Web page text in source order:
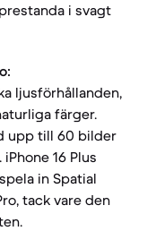
i svagt
ljusförhållanden,
färger.
upp till 60 bilder
16 Plus
in Spatial
tack vare den